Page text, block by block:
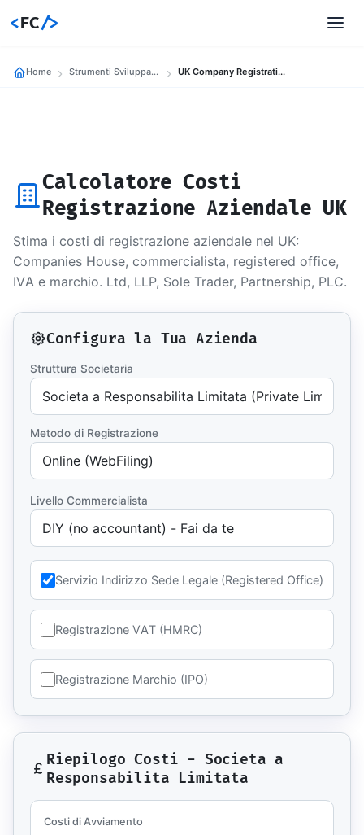
<FC/>
Home Strumenti Sviluppatori UK Company Registration Cost Estimator 2025
Calcolatore Costi
Registrazione Aziendale UK
Stima i costi di registrazione aziendale nel UK:
Companies House, commercialista, registered office,
IVA e marchio. Ltd, LLP, Sole Trader, Partnership, PLC.
Configura la Tua Azienda
Struttura Societaria
Metodo di Registrazione
Livello Commercialista
Servizio Indirizzo Sede Legale (Registered Office)
Registrazione VAT (HMRC)
Registrazione Marchio (IPO)
Riepilogo Costi - Societa a
Responsabilita Limitata
Costi di Avviamento